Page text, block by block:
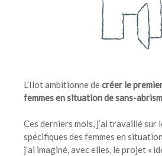
L’Ilot ambitionne decréer le
femmes en situation de sans-
Ces derniers mois, j’ai travaillé sur
spécifiques des femmes en
j’ai imaginé, avec elles, le projet «